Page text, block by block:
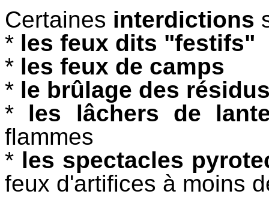
Certaines interdictions
* les feux dits "festifs"
* les feux de camps
* le brûlage des
* les lâchers de
flammes
* les spectacles
feux d'artifices à moins